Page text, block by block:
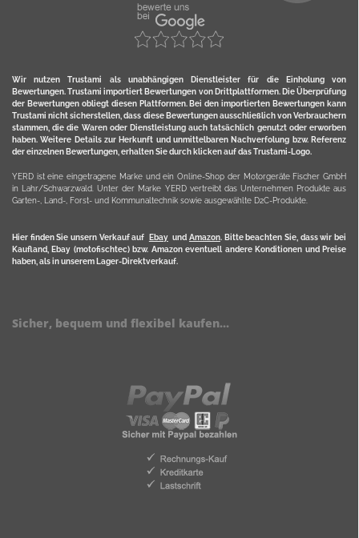
Wir nutzen Trustami als unabhängigen Dienstleister für die Einholung von
Bewertungen. Trustami importiert Bewertungen von Drittplattformen. Die Überprüfung
der Bewertungen obliegt diesen Plattformen. Bei den importierten Bewertungen kann
Trustami nicht sicherstellen, dass diese Bewertungen ausschließlich von Verbrauchern
stammen, die die Waren oder Dienstleistung auch tatsächlich genutzt oder erworben
haben. Weitere Details zur Herkunft und unmittelbaren Nachverfolung bzw. Referenz
der einzelnen Bewertungen, erhalten Sie durch klicken auf das Trustami-Logo.
YERD ist eine eingetragene Marke und ein Online-Shop der Motorgeräte Fischer GmbH
in Lahr/Schwarzwald. Unter der Marke YERD vertreibt das Unternehmen Produkte aus
Garten-, Land-, Forst- und Kommunaltechnik sowie ausgewählte D2C-Produkte.
Hier finden Sie unsern Verkauf auf Ebayund Amazon. Bitte beachten Sie, dass wir bei
Kaufland, Ebay (motofischtec) bzw. Amazon eventuell andere Konditionen und Preise
haben, als in unserem Lager-Direktverkauf.
Sicher, bequem und flexibel kaufen...